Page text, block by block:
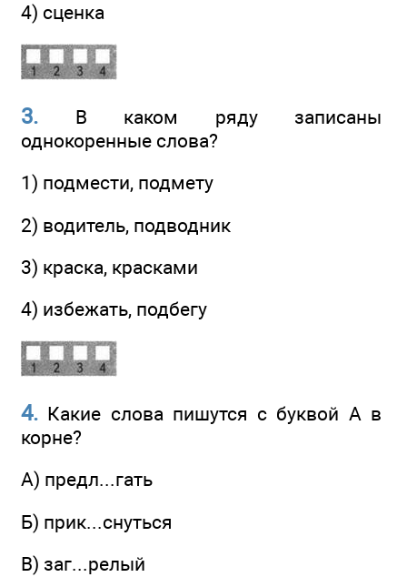
4) сценка
3. В каком ряду записаны
однокоренные слова?
1) подмести, подмету
2) водитель, подводник
3) краска, красками
4) избежать, подбегу
4. Какие слова пишутся с буквой А в
корне?
A) предл...гать
Б) прик...снуться
B) заг...релый